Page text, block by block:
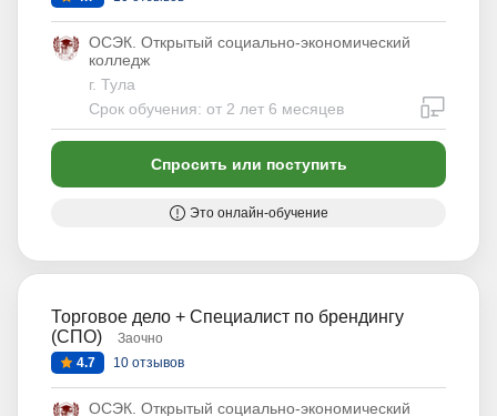
ОСЭК. Открытый социально-экономический
колледж
г. Тула
Срок обучения: от 2 лет 6 месяцев
Спросить или поступить
Это онлайн-обучение
Торговое дело + Специалист по брендингу
(СПО)
Заочно
4.7
10 отзывов
ОСЭК. Открытый социально-экономический